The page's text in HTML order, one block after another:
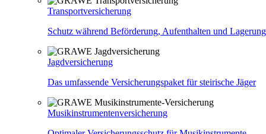
Transportversicherung
Schutz während Beförderung, Aufenthalten und Lagerung
Jagdversicherung
Das umfassende Versicherungspaket für steirische Jäger
Musikinstrumentenversicherung